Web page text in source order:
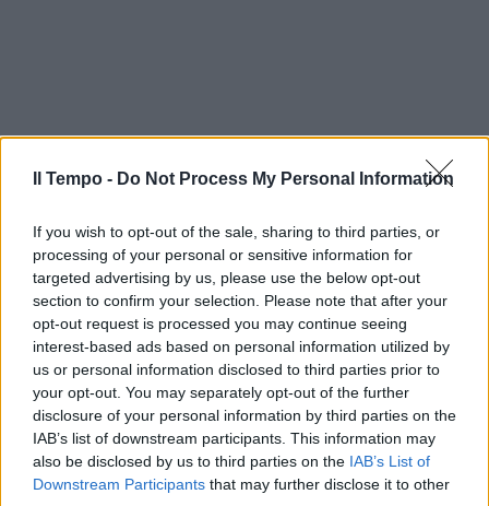
Il Tempo - Do Not Process My Personal Information
If you wish to opt-out of the sale, sharing to third parties, or
processing of your personal or sensitive information for
targeted advertising by us, please use the below opt-out
section to confirm your selection. Please note that after your
opt-out request is processed you may continue seeing
interest-based ads based on personal information utilized by
us or personal information disclosed to third parties prior to
your opt-out. You may separately opt-out of the further
disclosure of your personal information by third parties on the
IAB’s list of downstream participants. This information may
also be disclosed by us to third parties on the IAB’s List of
Downstream Participants that may further disclose it to other
In evidenza